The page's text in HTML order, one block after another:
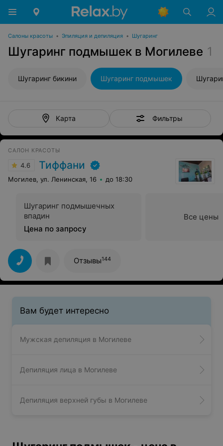
Салоны красоты • Эпиляция и депиляция • Шугаринг
Шугаринг подмышек в Могилеве 1
Шугаринг бикини Шугаринг подмышек
Карта Фильтры
САЛОН КРАСОТЫ
4.6 Тиффани
Могилев, ул. Ленинская, 16 до 18:30
Шугаринг подмышечных
впадин
Цена по запросу
Все цены
Отзывы144
Вам будет интересно
Мужская депиляция в Могилеве
Депиляция лица в Могилеве
Депиляция верхней губы в Могилеве